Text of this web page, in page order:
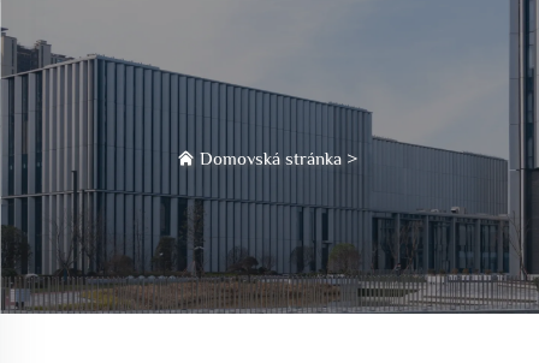
Domovská stránka >